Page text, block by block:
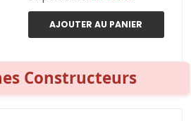
AJOUTER AU PANIER
Constructeurs